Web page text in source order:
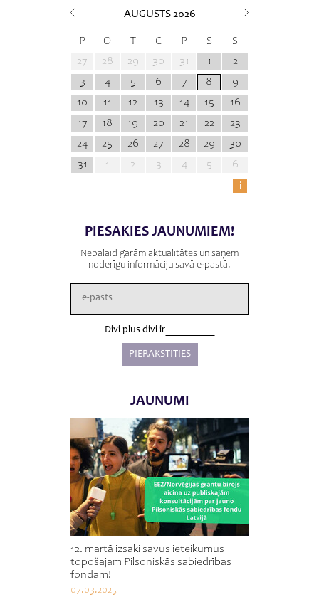
AUGUSTS 2026
P O T C P S
S
27
28 29 30 31 1
2
3
4 5 6 7 8
9
10
11 12 13 14 15
16
17
18 19 20 21 22
23
24
25 26 27 28 29
30
31
1 2 3 4 5
6
i
PIESAKIES JAUNUMIEM!
Nepalaid garām aktualitātes un saņem
noderīgu informāciju savā e-pastā.
Divi plus divi ir
JAUNUMI
12. martā izsaki savus ieteikumus
topošajam Pilsoniskās sabiedrības
fondam!
07.03.2025